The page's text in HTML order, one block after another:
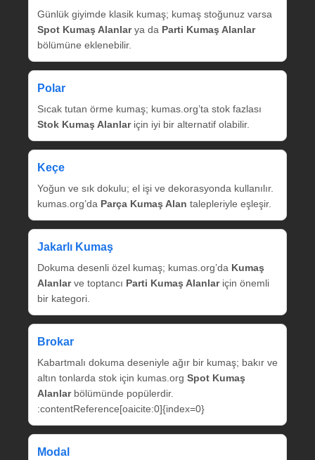
Günlük giyimde klasik kumaş; kumaş stoğunuz varsa
Spot Kumaş Alanlarya da Parti Kumaş Alanlar
bölümüne eklenebilir.
Polar
Sıcak tutan örme kumaş; kumas.org’ta stok fazlası
Stok Kumaş Alanlariçin iyi bir alternatif olabilir.
Keçe
Yoğun ve sık dokulu; el işi ve dekorasyonda kullanılır.
kumas.org’da Parça Kumaş Alan talepleriyle eşleşir.
Jakarlı Kumaş
Dokuma desenli özel kumaş; kumas.org’da Kumaş
Alanlarve toptancı Parti Kumaş Alanlariçin önemli
bir kategori.
Brokar
Kabartmalı dokuma deseniyle ağır bir kumaş; bakır ve
altın tonlarda stok için kumas.org Spot Kumaş
Alanlarbölümünde popülerdir.
:contentReference[oaicite:0]{index=0}
Modal